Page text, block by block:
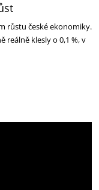
růstu české ekonomiky.
reálně klesly o 0,1 %, v